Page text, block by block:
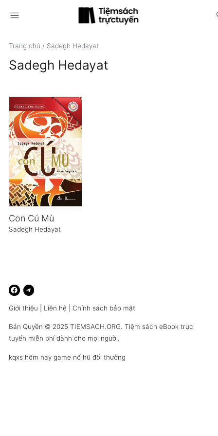
menu
Trang chủ / Sadegh Hedayat
Sadegh Hedayat
Con Cú Mù
Sadegh Hedayat
Giới thiệu Liên hệ Chính sách bảo mật
Bản Quyền © 2025 TIEMSACH.ORG. Tiệm sách eBook trực
tuyến miễn phí dành cho mọi người.
kqxs hôm nay game nổ hũ đổi thưởng